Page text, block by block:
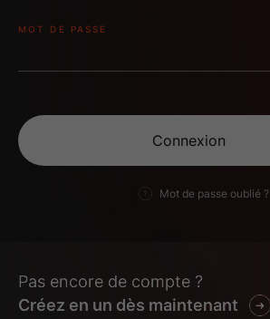
MOT DE PASSE
Mot de passe oublié ?
Pas encore de compte ?
Créez en un dès maintenant